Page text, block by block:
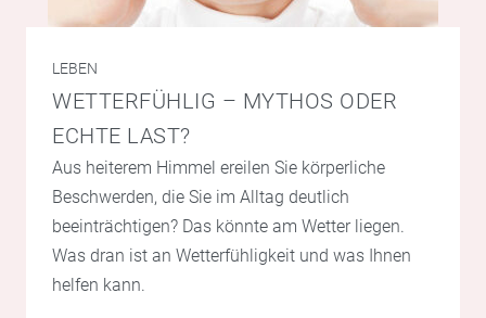
LEBEN
WETTERFÜHLIG – MYTHOS ODER
ECHTE LAST?
Aus heiterem Himmel ereilen Sie körperliche
Beschwerden, die Sie im Alltag deutlich
beeinträchtigen? Das könnte am Wetter liegen.
Was dran ist an Wetterfühligkeit und was Ihnen
helfen kann.